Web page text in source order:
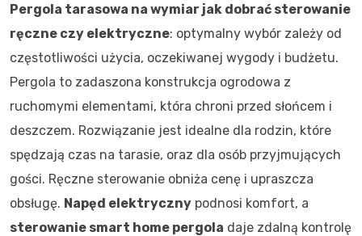
Pergola tarasowa na wymiar jak dobrać sterowanie
ręczne czy elektryczne: optymalny wybór zależy od
częstotliwości użycia, oczekiwanej wygody i budżetu.
Pergola to zadaszona konstrukcja ogrodowa z
ruchomymi elementami, która chroni przed słońcem i
deszczem. Rozwiązanie jest idealne dla rodzin, które
spędzają czas na tarasie, oraz dla osób przyjmujących
gości. Ręczne sterowanie obniża cenę i upraszcza
obsługę. Napęd elektryczny podnosi komfort, a
sterowanie smart home pergola daje zdalną kontrolę